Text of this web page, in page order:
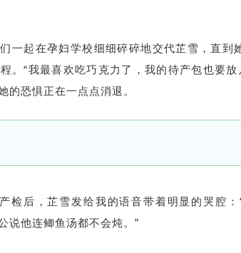
一起在孕妇学校细细碎碎地交代芷雪，直到
。“我最喜欢吃巧克力了，我的待产包也要放
的恐惧正在一点点消退。
检后，芷雪发给我的语音带着明显的哭腔：
说他连鲫鱼汤都不会炖。”